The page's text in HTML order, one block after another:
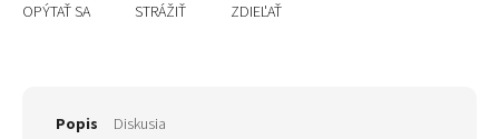
OPÝTAŤ SA STRÁŽIŤ ZDIEĽAŤ
Popis Diskusia